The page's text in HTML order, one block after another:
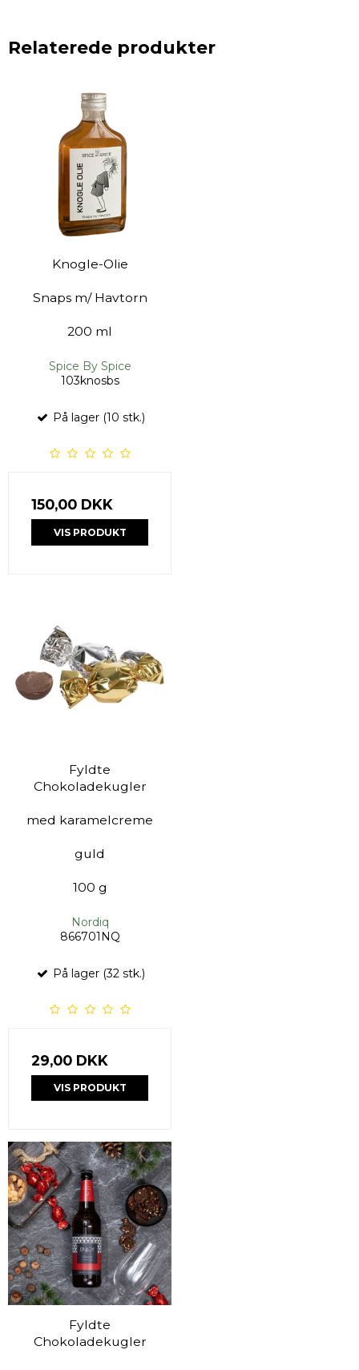
Relaterede produkter
Knogle-Olie
Snaps m/ Havtorn
200 ml
Spice By Spice
103knosbs
På lager (10 stk.)
150,00 DKK
VIS PRODUKT
Fyldte
Chokoladekugler
med karamelcreme
guld
100 g
Nordiq
866701NQ
På lager (32 stk.)
29,00 DKK
VIS PRODUKT
Fyldte
Chokoladekugler